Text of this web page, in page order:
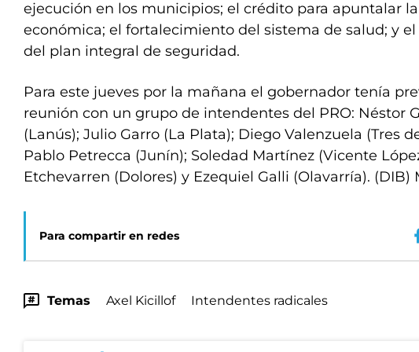
ejecución en los municipios; el crédito para apuntalar
económica; el fortalecimiento del sistema de salud; y
del plan integral de seguridad.
Para este jueves por la mañana el gobernador tenía
reunión con un grupo de intendentes del PRO: Néstor
(Lanús); Julio Garro (La Plata); Diego Valenzuela (Tres
Pablo Petrecca (Junín); Soledad Martínez (Vicente
Etchevarren (Dolores) y Ezequiel Galli (Olavarría). (DIB)
Para compartir en redes
Temas Axel Kicillof Intendentes radicales